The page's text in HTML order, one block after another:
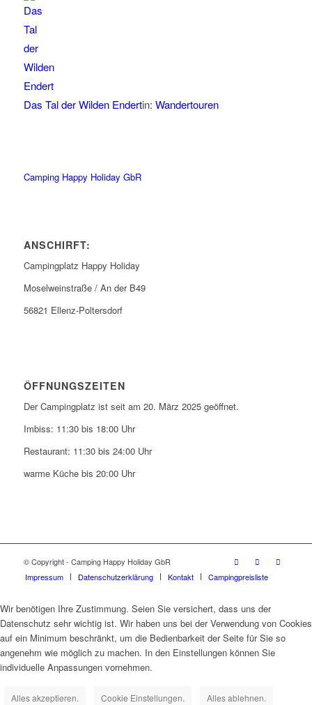
Das Tal der Wilden Endertin: Wandertouren
Camping Happy Holiday GbR
ANSCHIRFT:
Campingplatz Happy Holiday
Moselweinstraße / An der B49
56821 Ellenz-Poltersdorf
ÖFFNUNGSZEITEN
Der Campingplatz ist seit am 20. März 2025 geöffnet.
Imbiss: 11:30 bis 18:00 Uhr
Restaurant: 11:30 bis 24:00 Uhr
warme Küche bis 20:00 Uhr
© Copyright - Camping Happy Holiday GbR
Impressum
Datenschutzerklärung Kontakt Campingpreisliste
Wir benötigen Ihre Zustimmung. Seien Sie versichert, dass uns der
Datenschutz sehr wichtig ist. Wir haben uns bei der Verwendung von Cookies
auf ein Minimum beschränkt, um die Bedienbarkeit der Seite für Sie so
angenehm wie möglich zu machen. In den Einstellungen können Sie
individuelle Anpassungen vornehmen.
Alles akzeptieren. Cookie Einstellungen. Alles ablehnen.